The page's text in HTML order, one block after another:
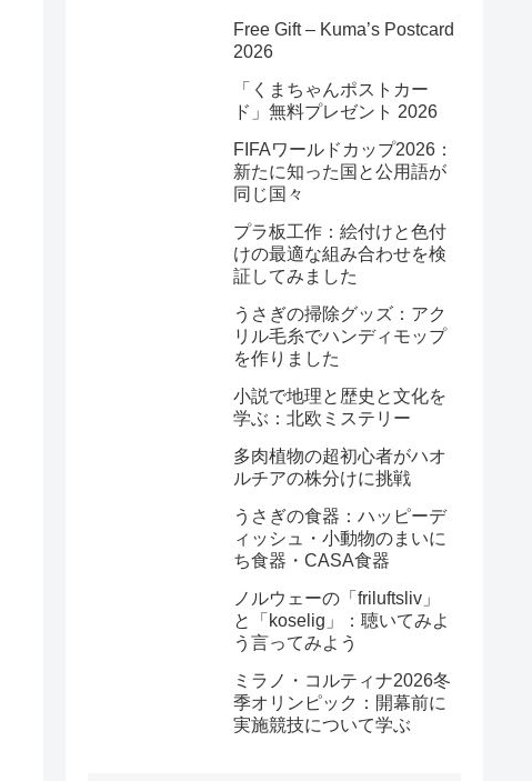
Free Gift – Kuma’s Postcard
2026
「くまちゃんポストカー
ド」無料プレゼント 2026
FIFAワールドカップ2026：
新たに知った国と公用語が
同じ国々
プラ板工作：絵付けと色付
けの最適な組み合わせを検
証してみました
うさぎの掃除グッズ：アク
リル毛糸でハンディモップ
を作りました
小説で地理と歴史と文化を
学ぶ：北欧ミステリー
多肉植物の超初心者がハオ
ルチアの株分けに挑戦
うさぎの食器：ハッピーデ
ィッシュ・小動物のまいに
ち食器・CASA食器
ノルウェーの「friluftsliv」
と「koselig」：聴いてみよ
う言ってみよう
ミラノ・コルティナ2026冬
季オリンピック：開幕前に
実施競技について学ぶ